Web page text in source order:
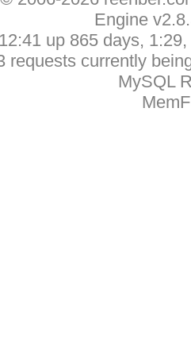
Engine
up 865 days,
requests currently
MySQL